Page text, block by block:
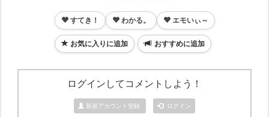
すてき！ わかる。 エモいぃ～
お気に入りに追加 おすすめに追加
ログインしてコメントしよう！
新規アカウント登録 ログイン